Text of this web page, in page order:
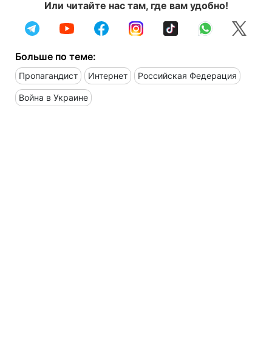
Или читайте нас там, где вам удобно!
Больше по теме:
Пропагандист Интернет Российская Федерация
Война в Украине